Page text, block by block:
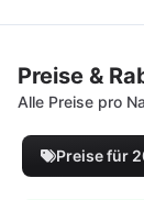
Preise &
Alle Preise pro
Preise für